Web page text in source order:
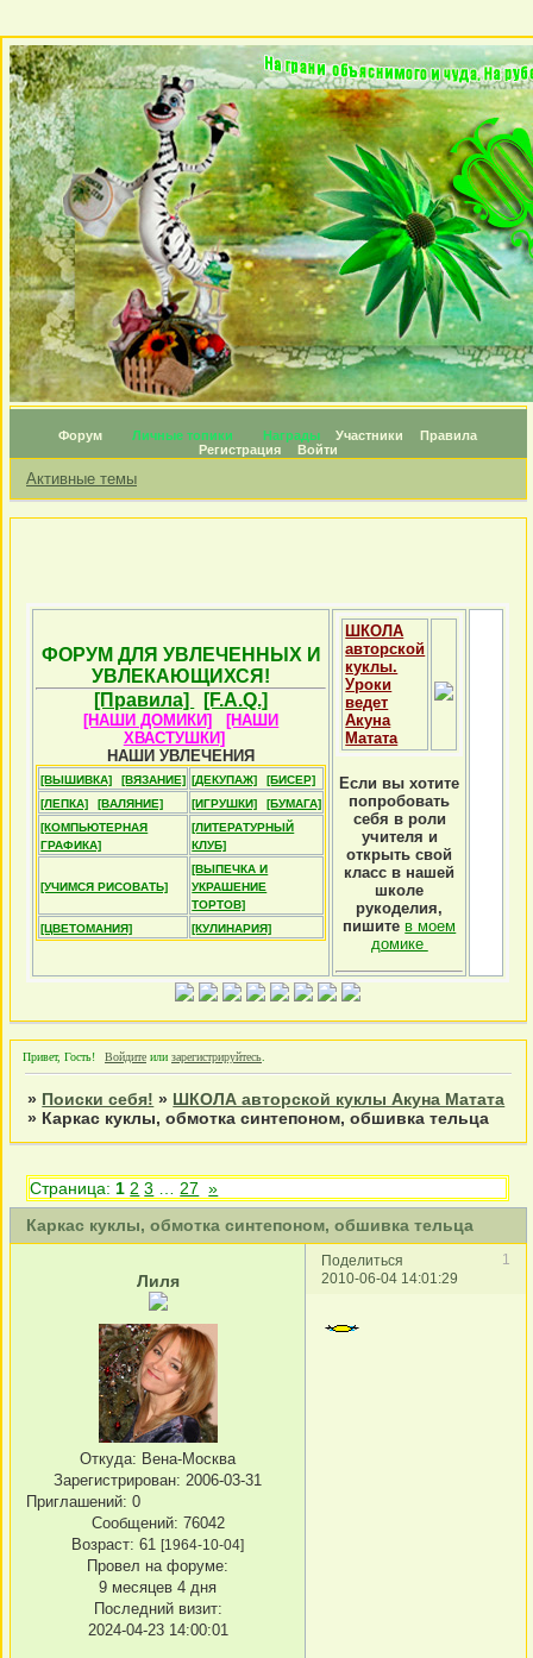
Форум Личные топики Награды Участники
Правила
Регистрация
Войти
Активные темы
ФОРУМ ДЛЯ УВЛЕЧЕННЫХ И
УВЛЕКАЮЩИХСЯ!
[Правила]
[F.A.Q.]
[НАШИ ДОМИКИ]
[НАШИ
ХВАСТУШКИ]
НАШИ УВЛЕЧЕНИЯ
[ВЫШИВКА] [ВЯЗАНИЕ] [ДЕКУПАЖ]
[БИСЕР]
[ЛЕПКА]
[ВАЛЯНИЕ] [ИГРУШКИ]
[БУМАГА]
[КОМПЬЮТЕРНАЯ
ГРАФИКА]
[ЛИТЕРАТУРНЫЙ
КЛУБ]
[УЧИМСЯ РИСОВАТЬ]
[ВЫПЕЧКА И
УКРАШЕНИЕ
ТОРТОВ]
[ЦВЕТОМАНИЯ]
[КУЛИНАРИЯ]
ШКОЛА
авторской
куклы.
Уроки
ведет
Акуна
Матата
Если вы хотите
попробовать
себя в роли
учителя и
открыть свой
класс в нашей
школе
рукоделия,
пишите в моем
домике
Привет, Гость! Войдите или зарегистрируйтесь
» Поиски себя! » ШКОЛА авторской куклы Акуна Матата
» Каркас куклы, обмотка синтепоном, обшивка тельца
Каркас куклы, обмотка синтепоном, обшивка тельца
Страница: 1 2 3 27 »
Поделиться
1
2010-06-04 14:01:29
Лиля
Откуда: Вена-Москва
Зарегистрирован: 2006-03-31
Приглашений: 0
Сообщений: 76042
Возраст: 61 [1964-10-04]
Провел на форуме:
9 месяцев 4 дня
Последний визит:
2024-04-23 14:00:01